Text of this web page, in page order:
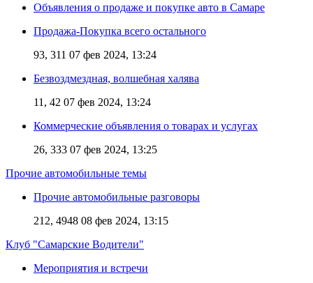
Объявления о продаже и покупке авто в Самаре
Продажа-Покупка всего остального
93, 311 07 фев 2024, 13:24
Безвоздмездная, волшебная халява
11, 42 07 фев 2024, 13:24
Коммерческие объявления о товарах и услугах
26, 333 07 фев 2024, 13:25
Прочие автомобильные темы
Прочие автомобильные разговоры
212, 4948 08 фев 2024, 13:15
Клуб "Самарские Водители"
Мероприятия и встречи